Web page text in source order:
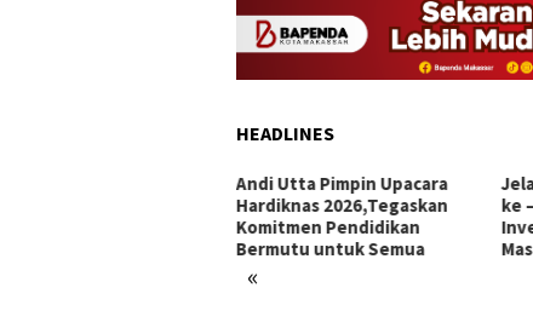
HEADLINES
«
Jelang Hari Jadi Bulukumba
ke – 66 Tahun: Menata
Investasi, Menyongsong
Masa Depan
Ini